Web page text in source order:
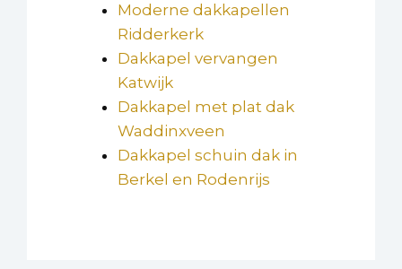
Moderne dakkapellen
Ridderkerk
Dakkapel vervangen
Katwijk
Dakkapel met plat dak
Waddinxveen
Dakkapel schuin dak in
Berkel en Rodenrijs